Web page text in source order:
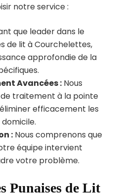
notre service :
que leader dans le
de lit à Courchelettes,
approfondie de la
Avancées : Nous
traitement à la pointe
efficacement les
: Nous comprenons que
équipe intervient
votre problème.
Punaises de Lit